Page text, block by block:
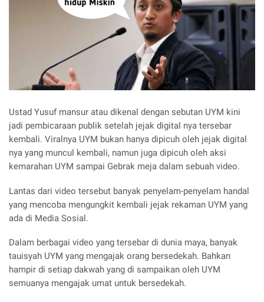
Ustad Yusuf mansur atau dikenal dengan sebutan UYM kini
jadi pembicaraan publik setelah jejak digital nya tersebar
kembali. Viralnya UYM bukan hanya dipicuh oleh jejak digital
nya yang muncul kembali, namun juga dipicuh oleh aksi
kemarahan UYM sampai Gebrak meja dalam sebuah video.
Lantas dari video tersebut banyak penyelam-penyelam handal
yang mencoba mengungkit kembali jejak rekaman UYM yang
ada di Media Sosial.
Dalam berbagai video yang tersebar di dunia maya, banyak
tauisyah UYM yang mengajak orang bersedekah. Bahkan
hampir di setiap dakwah yang di sampaikan oleh UYM
semuanya mengajak umat untuk bersedekah.